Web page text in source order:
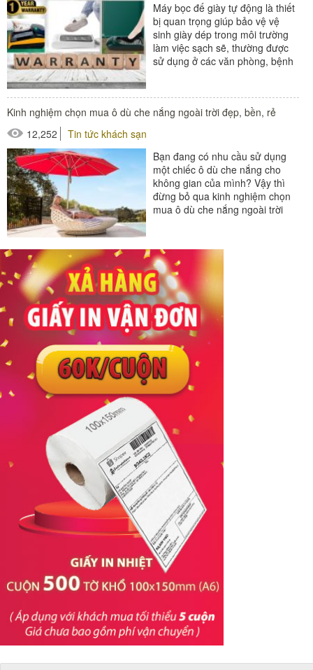
Máy bọc đế giày tự động là thiết
bị quan trọng giúp bảo vệ vệ
sinh giày dép trong môi trường
làm việc sạch sẽ, thường được
sử dụng ở các văn phòng, bệnh
Kinh nghiệm chọn mua ô dù che nắng ngoài trời đẹp, bền, rẻ
12,252
Tin tức khách sạn
Bạn đang có nhu cầu sử dụng
một chiếc ô dù che nắng cho
không gian của mình? Vậy thì
đừng bỏ qua kinh nghiệm chọn
mua ô dù che nắng ngoài trời
#ghế bể bơi
#ô dù ngoài trời